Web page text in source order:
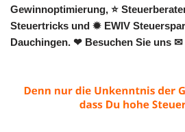
Gewinnoptimierung, ⭐
Steuertricks und ✹ EWIV
Dauchingen. ❤ Besuchen Sie uns